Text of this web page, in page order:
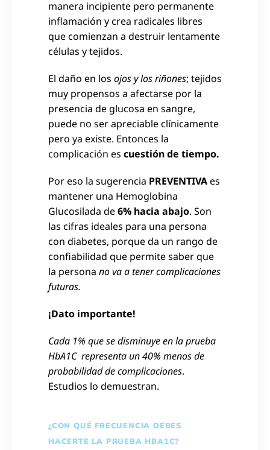
manera incipiente pero permanente
inflamación y crea radicales libres
que comienzan a destruir lentamente
células y tejidos.
El daño en los ojos y los riñones; tejidos
muy propensos a afectarse por la
presencia de glucosa en sangre,
puede no ser apreciable clínicamente
pero ya existe. Entonces la
complicación es cuestión de tiempo.
Por eso la sugerencia PREVENTIVAes
mantener una Hemoglobina
Glucosilada de6% hacia abajo. Son
las cifras ideales para una persona
con diabetes, porque da un rango de
confiabilidad que permite saber que
la persona no va a tener complicaciones
futuras.
¡Dato importante!
Cada 1% que se disminuye en la prueba
HbA1C representa un 40% menos de
probabilidad de complicaciones.
Estudios lo demuestran.
¿CON QUÉ FRECUENCIA DEBES
HACERTE LA PRUEBA HBA1C?